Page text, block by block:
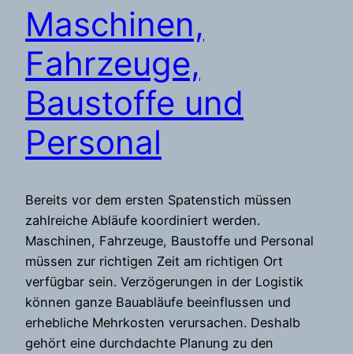
Maschinen,
Fahrzeuge,
Baustoffe und
Personal
Bereits vor dem ersten Spatenstich müssen
zahlreiche Abläufe koordiniert werden.
Maschinen, Fahrzeuge, Baustoffe und Personal
müssen zur richtigen Zeit am richtigen Ort
verfügbar sein. Verzögerungen in der Logistik
können ganze Bauabläufe beeinflussen und
erhebliche Mehrkosten verursachen. Deshalb
gehört eine durchdachte Planung zu den